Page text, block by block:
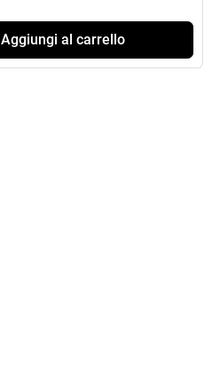
Aggiungi al carrello